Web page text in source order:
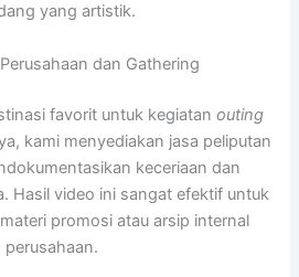
yang artistik.
dan Gathering
favorit untuk kegiatan outing
kami menyediakan jasa peliputan
keceriaan dan
Hasil video ini sangat efektif untuk
promosi atau arsip internal
perusahaan.